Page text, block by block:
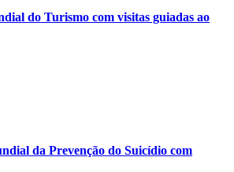
do Turismo com visitas guiadas ao
da Prevenção do Suicídio com